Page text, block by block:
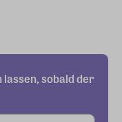
sobald der